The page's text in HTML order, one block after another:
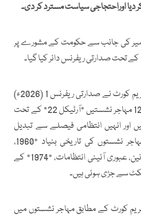
اوراحتجاجی سیاست مسترد کر دی۔
کی جانب سے حکومت کے مشورے پر
آزاد جموں کشمیر سپریم کورٹ نے صدارتی ریفرنس 1 (2026ء)
کے مطابق قرار دیا کہ 12 مہاجر نشستیں *آرٹیکل 22* کے تحت
اور انہیں انتظامی فیصلے سے تبدیل
نہیں کیا جا سکتا، مہاجر نشستوں کی تاریخی بنیاد *1960،
1964، 1970* کے قوانین، عبوری آئینی انتظامات، *1974* کے
کورٹ کے مطابق مہاجر نشستوں میں